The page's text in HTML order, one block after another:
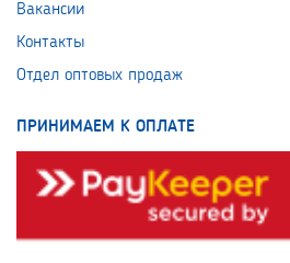
Вакансии
Контакты
Отдел оптовых продаж
ПРИНИМАЕМ К ОПЛАТЕ